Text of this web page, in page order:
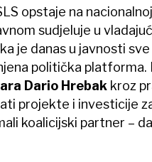
opstaje na
sudjeluje u
je danas u javnosti
politička platforma.
Dario Hrebak kroz
projekte i investicije
koalicijski partner –